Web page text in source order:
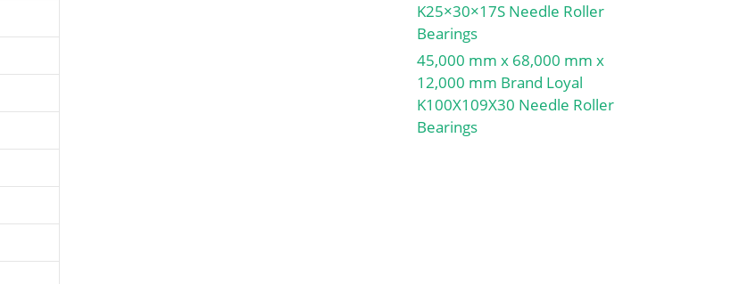
K25×30×17S Needle Roller
Bearings
45,000 mm x 68,000 mm x
12,000 mm Brand Loyal
K100X109X30 Needle Roller
Bearings